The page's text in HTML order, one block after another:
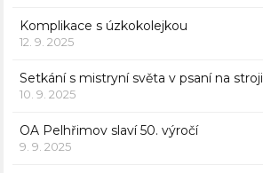
Komplikace s úzkokolejkou
12. 9. 2025
Setkání s mistryní světa v psaní na stroji
10. 9. 2025
OA Pelhřimov slaví 50. výročí
9. 9. 2025